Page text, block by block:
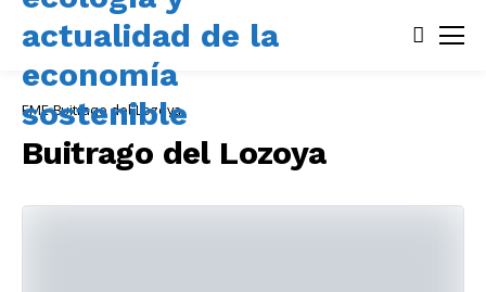
EME Buitrago del Lozoya
Buitrago del Lozoya